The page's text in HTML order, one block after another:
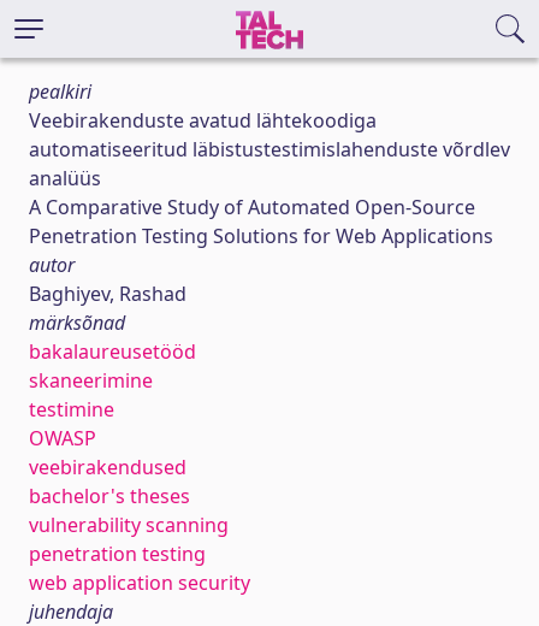
pealkiri
Veebirakenduste avatud lähtekoodiga
automatiseeritud läbistustestimislahenduste võrdlev
analüüs
A Comparative Study of Automated Open-Source
Penetration Testing Solutions for Web Applications
autor
Baghiyev, Rashad
märksõnad
bakalaureusetööd
skaneerimine
testimine
OWASP
veebirakendused
bachelor's theses
vulnerability scanning
penetration testing
web application security
juhendaja